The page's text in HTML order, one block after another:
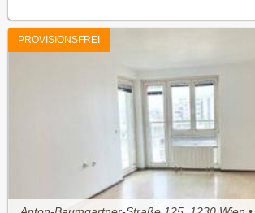
PROVISIONSFREI